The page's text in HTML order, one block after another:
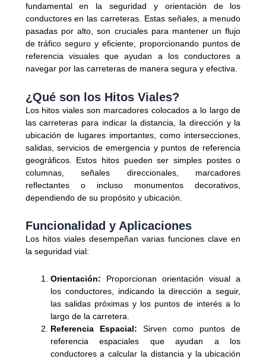
fundamental en la seguridad y orientación de los
conductores en las carreteras. Estas señales, a menudo
pasadas por alto, son cruciales para mantener un flujo
de tráfico seguro y eficiente, proporcionando puntos de
referencia visuales que ayudan a los conductores a
navegar por las carreteras de manera segura y efectiva.
¿Qué son los Hitos Viales?
Los hitos viales son marcadores colocados a lo largo de
las carreteras para indicar la distancia, la dirección y la
ubicación de lugares importantes, como intersecciones,
salidas, servicios de emergencia y puntos de referencia
geográficos. Estos hitos pueden ser simples postes o
columnas, señales direccionales, marcadores
reflectantes o incluso monumentos decorativos,
dependiendo de su propósito y ubicación.
Funcionalidad y Aplicaciones
Los hitos viales desempeñan varias funciones clave en
la seguridad vial:
Orientación: Proporcionan orientación visual a
los conductores, indicando la dirección a seguir,
las salidas próximas y los puntos de interés a lo
largo de la carretera.
Referencia Espacial: Sirven como puntos de
referencia espaciales que ayudan a los
conductores a calcular la distancia y la ubicación